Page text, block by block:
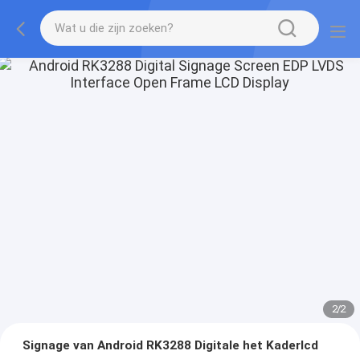
2/2
Signage van Android RK3288 Digitale het Kaderlcd